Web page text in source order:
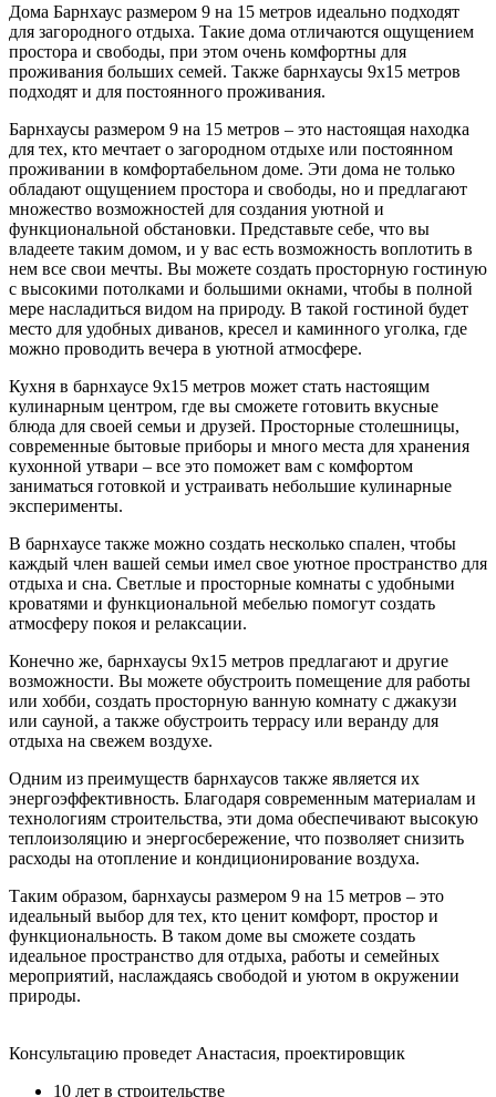
Дома Барнхаус размером 9 на 15 метров идеально подходят
для загородного отдыха. Такие дома отличаются ощущением
простора и свободы, при этом очень комфортны для
проживания больших семей. Также барнхаусы 9х15 метров
подходят и для постоянного проживания.
Барнхаусы размером 9 на 15 метров – это настоящая находка
для тех, кто мечтает о загородном отдыхе или постоянном
проживании в комфортабельном доме. Эти дома не только
обладают ощущением простора и свободы, но и предлагают
множество возможностей для создания уютной и
функциональной обстановки. Представьте себе, что вы
владеете таким домом, и у вас есть возможность воплотить в
нем все свои мечты. Вы можете создать просторную гостиную
с высокими потолками и большими окнами, чтобы в полной
мере насладиться видом на природу. В такой гостиной будет
место для удобных диванов, кресел и каминного уголка, где
можно проводить вечера в уютной атмосфере.
Кухня в барнхаусе 9х15 метров может стать настоящим
кулинарным центром, где вы сможете готовить вкусные
блюда для своей семьи и друзей. Просторные столешницы,
современные бытовые приборы и много места для хранения
кухонной утвари – все это поможет вам с комфортом
заниматься готовкой и устраивать небольшие кулинарные
эксперименты.
В барнхаусе также можно создать несколько спален, чтобы
каждый член вашей семьи имел свое уютное пространство для
отдыха и сна. Светлые и просторные комнаты с удобными
кроватями и функциональной мебелью помогут создать
атмосферу покоя и релаксации.
Конечно же, барнхаусы 9х15 метров предлагают и другие
возможности. Вы можете обустроить помещение для работы
или хобби, создать просторную ванную комнату с джакузи
или сауной, а также обустроить террасу или веранду для
отдыха на свежем воздухе.
Одним из преимуществ барнхаусов также является их
энергоэффективность. Благодаря современным материалам и
технологиям строительства, эти дома обеспечивают высокую
теплоизоляцию и энергосбережение, что позволяет снизить
расходы на отопление и кондиционирование воздуха.
Таким образом, барнхаусы размером 9 на 15 метров – это
идеальный выбор для тех, кто ценит комфорт, простор и
функциональность. В таком доме вы сможете создать
идеальное пространство для отдыха, работы и семейных
мероприятий, наслаждаясь свободой и уютом в окружении
природы.
Консультацию проведет Анастасия, проектировщик
10 лет в строительстве